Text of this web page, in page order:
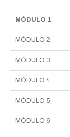
MÓDULO 1
MÓDULO 2
MÓDULO 3
MÓDULO 4
MÓDULO 5
MÓDULO 6